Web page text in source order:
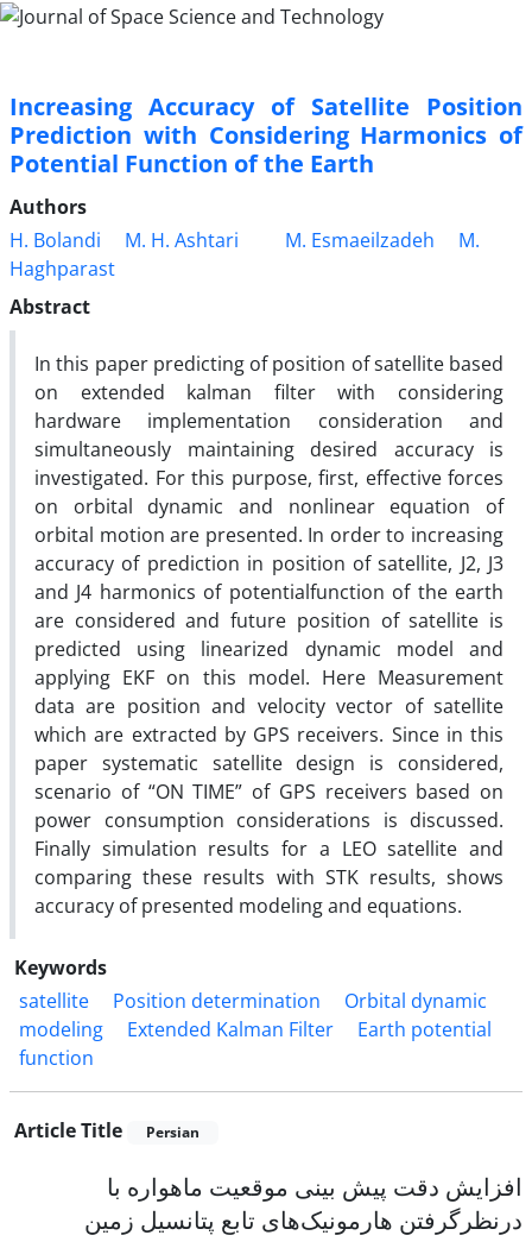
Increasing Accuracy of Satellite Position
Prediction with Considering Harmonics of
Potential Function of the Earth
Authors
H. Bolandi
M. H. Ashtari M. Esmaeilzadeh
M.
Haghparast
Abstract
In this paper predicting of position of satellite based
on extended kalman filter with considering
hardware implementation consideration and
simultaneously maintaining desired accuracy is
investigated. For this purpose, first, effective forces
on orbital dynamic and nonlinear equation of
orbital motion are presented. In order to increasing
accuracy of prediction in position of satellite, J2, J3
and J4 harmonics of potentialfunction of the earth
are considered and future position of satellite is
predicted using linearized dynamic model and
applying EKF on this model. Here Measurement
data are position and velocity vector of satellite
which are extracted by GPS receivers. Since in this
paper systematic satellite design is considered,
scenario of “ON TIME” of GPS receivers based on
power consumption considerations is discussed.
Finally simulation results for a LEO satellite and
comparing these results with STK results, shows
accuracy of presented modeling and equations.
Keywords
satellite
Position determination
Orbital dynamic
modeling
Extended Kalman Filter
Earth potential
function
Article Title Persian
افزایش دقت پیش بینی موقعیت ماهواره با
درنظرگرفتن هارمونیک‌های تابع پتانسیل زمین